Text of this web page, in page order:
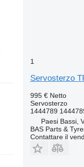
1
Servosterzo
995 € Netto
Servosterzo
1444789
Paesi Bassi,
BAS Parts &
Contattare il